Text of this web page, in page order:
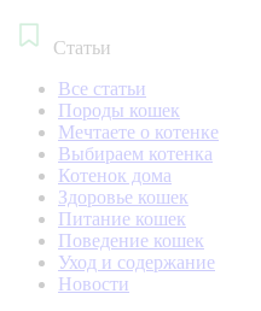
Статьи
Все статьи
Породы кошек
Мечтаете о котенке
Выбираем котенка
Котенок дома
Здоровье кошек
Питание кошек
Поведение кошек
Уход и содержание
Новости